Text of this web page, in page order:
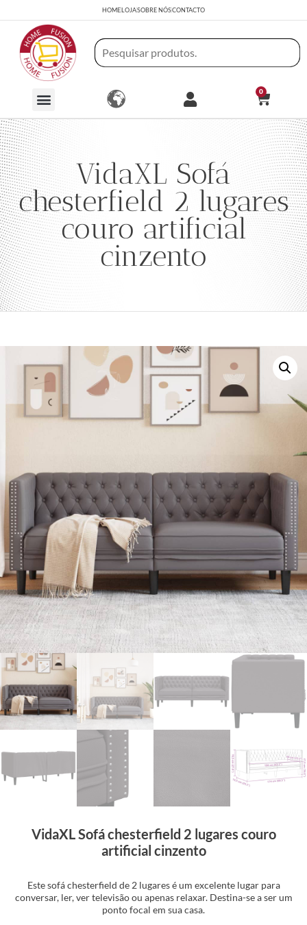
HOMELOJASOBRE NÓSCONTACTO
0
VidaXL Sofá
chesterfield 2 lugares
couro artificial
cinzento
VidaXL Sofá chesterfield 2 lugares couro
artificial cinzento
Este sofá chesterfield de 2 lugares é um excelente lugar para
conversar, ler, ver televisão ou apenas relaxar. Destina-se a ser um
ponto focal em sua casa.